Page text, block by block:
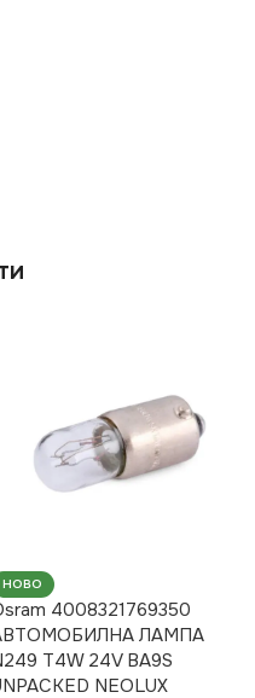
НОВО
4008321769350
ЛАМПА
T4W 24V BA9S
NEOLUX